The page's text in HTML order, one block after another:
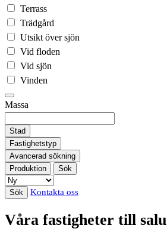
Terrass
Trädgård
Utsikt över sjön
Vid floden
Vid sjön
Vinden
Massa
Stad
Fastighetstyp
Avancerad sökning
Produktion
Sök
Sök Kontakta oss
Våra fastigheter till salu